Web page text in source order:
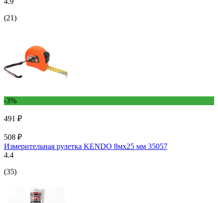
(21)
-3%
491 ₽
508 ₽
Измерительная рулетка KENDO 8мх25 мм 35057
4.4
(35)